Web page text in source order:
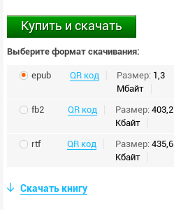
Купить и скачать
Выберите формат скачивания:
epub QR код Размер: 1,3
Мбайт
fb2 QR код Размер: 403,2
Кбайт
rtf QR код Размер: 435,6
Кбайт
Скачать книгу